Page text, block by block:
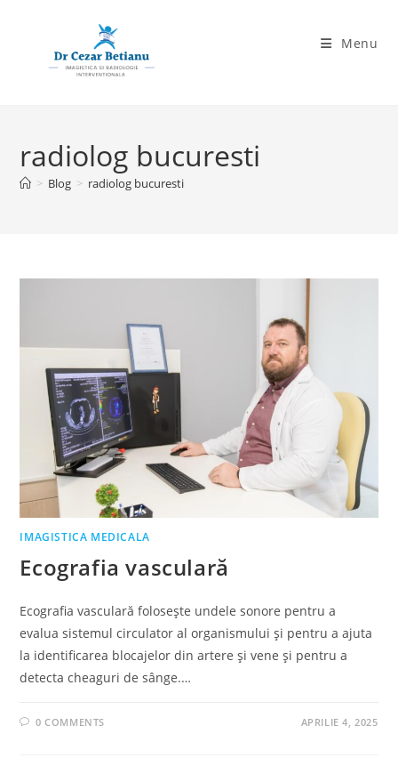
Menu
radiolog bucuresti
> Blog > radiolog bucuresti
IMAGISTICA MEDICALA
Ecografia vasculară
Ecografia vasculară folosește undele sonore pentru a
evalua sistemul circulator al organismului și pentru a ajuta
la identificarea blocajelor din artere și vene și pentru a
detecta cheaguri de sânge.…
0 COMMENTS APRILIE 4, 2025